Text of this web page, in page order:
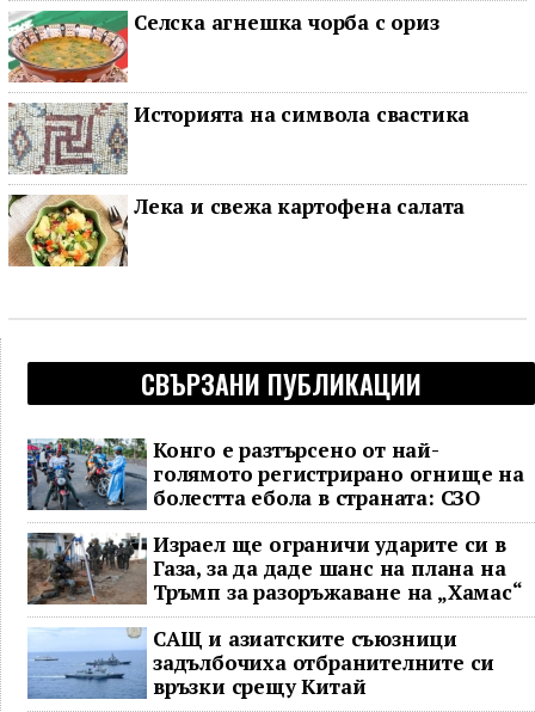
Селска агнешка чорба с ориз
Историята на символа свастика
Лека и свежа картофена салата
СВЪРЗАНИ ПУБЛИКАЦИИ
Конго е разтърсено от най-
голямото регистрирано огнище на
болестта ебола в страната: СЗО
Израел ще ограничи ударите си в
Газа, за да даде шанс на плана на
Тръмп за разоръжаване на „Хамас“
САЩ и азиатските съюзници
задълбочиха отбранителните си
връзки срещу Китай